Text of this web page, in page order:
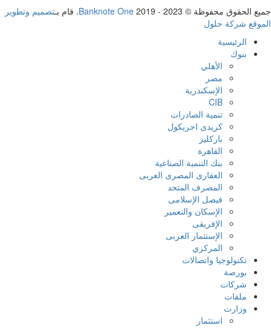
جميع الحقوق محفوظة ©
Banknote One 2019 - 2023. قام بـ
تصميم وتطوير
الموقع شركة حلول
الرئيسية
بنوك
الأهلي
مصر
الإسكندرية
CIB
تنمية الصادرات
كريدى اجريكول
باركليز
القاهرة
بنك التنمية الصناعية
العقارى المصرى العربى
المصرف المتحد
فيصل الإسلامى
الإسكان والتعمير
الإفريقى
الإستثمار العربى
المركزي
تكنولوجيا واتصالات
بورصة
شركات
ملفات
وزارت
استثمار